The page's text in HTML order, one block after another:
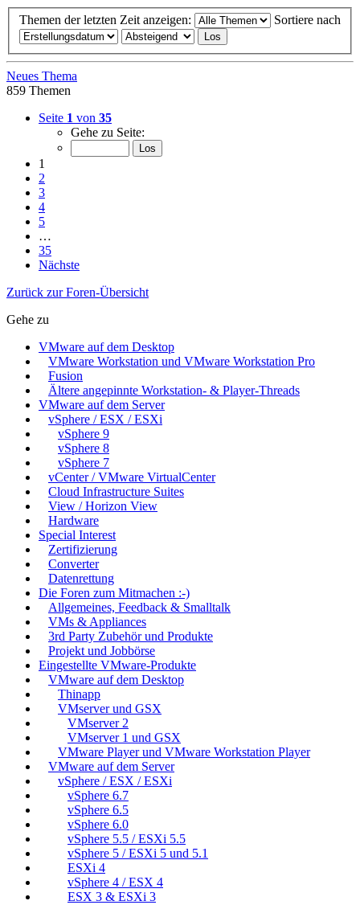
Themen der letzten Zeit anzeigen: Sortiere nach
Neues Thema
859 Themen
Seite 1 von 35
Gehe zu Seite:
1
2
3
4
5
…
35
Nächste
Zurück zur Foren-Übersicht
Gehe zu
VMware auf dem Desktop
VMware Workstation und VMware Workstation Pro
Fusion
Ältere angepinnte Workstation- & Player-Threads
VMware auf dem Server
vSphere / ESX / ESXi
vSphere 9
vSphere 8
vSphere 7
vCenter / VMware VirtualCenter
Cloud Infrastructure Suites
View / Horizon View
Hardware
Special Interest
Zertifizierung
Converter
Datenrettung
Die Foren zum Mitmachen :-)
Allgemeines, Feedback & Smalltalk
VMs & Appliances
3rd Party Zubehör und Produkte
Projekt und Jobbörse
Eingestellte VMware-Produkte
VMware auf dem Desktop
Thinapp
VMserver und GSX
VMserver 2
VMserver 1 und GSX
VMware Player und VMware Workstation Player
VMware auf dem Server
vSphere / ESX / ESXi
vSphere 6.7
vSphere 6.5
vSphere 6.0
vSphere 5.5 / ESXi 5.5
vSphere 5 / ESXi 5 und 5.1
ESXi 4
vSphere 4 / ESX 4
ESX 3 & ESXi 3